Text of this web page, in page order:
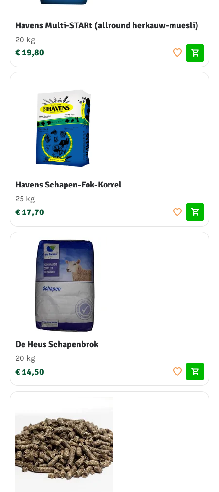
Havens Multi-STARt (allround herkauw-muesli)
20 kg
€ 19,80
Havens Schapen-Fok-Korrel
25 kg
€ 17,70
De Heus Schapenbrok
20 kg
€ 14,50